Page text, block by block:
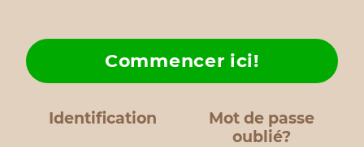
Identification
Mot de passe
oublié?
Commencer ici!